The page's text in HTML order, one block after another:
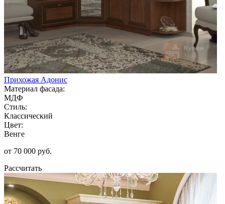
Прихожая Адонис
Материал фасада:
МДФ
Стиль:
Классический
Цвет:
Венге
от 70 000 руб.
Рассчитать